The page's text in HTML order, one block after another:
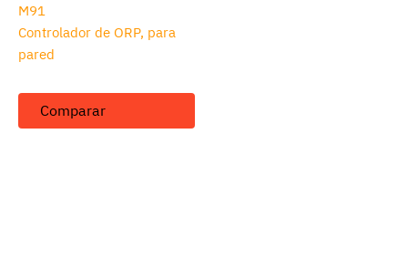
M91
Controlador de ORP, para
pared
Comparar